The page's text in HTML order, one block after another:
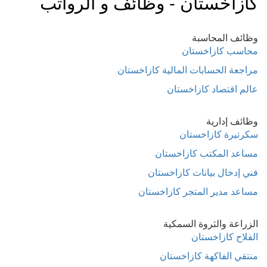
وظائف المحاسبة
محاسب كازاخستان
مراجعة الحسابات المالية كازاخستان
عالم اقتصاد كازاخستان
وظائف إدارية
سكرتيرة كازاخستان
مساعد المكتب كازاخستان
فني إدخال بيانات كازاخستان
مساعد مدير المتجر كازاخستان
الزراعة والثروة السمكية
الفلاح كازاخستان
منتقي الفاكهة كازاخستان